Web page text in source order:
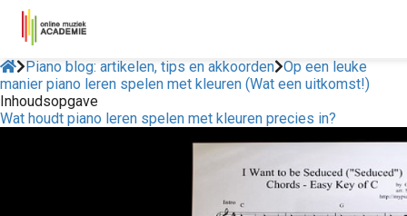
Piano blog: artikelen, tips en akkoorden Op een leuke
manier piano leren spelen met kleuren (Wat een uitkomst!)
Inhoudsopgave
Wat houdt piano leren spelen met kleuren precies in?